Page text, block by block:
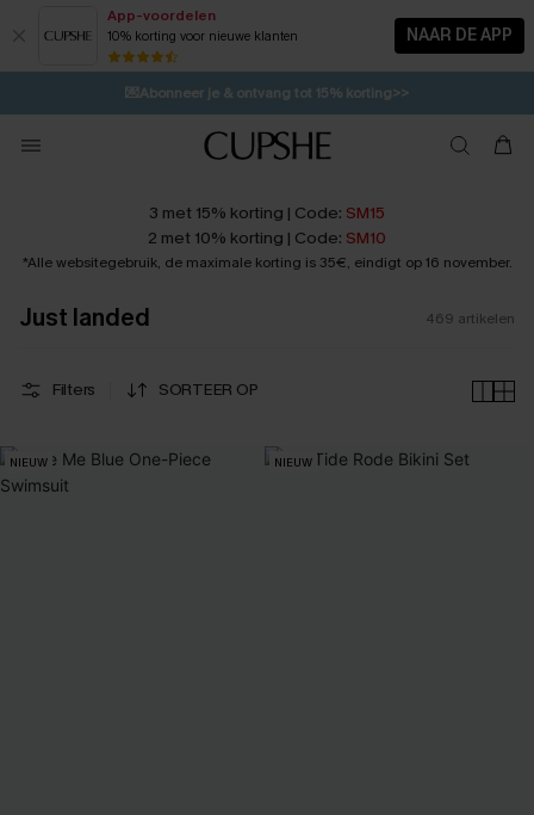
App-voordelen
10% korting voor nieuwe klanten NAAR DE APP
⚡️LAATSTE KANS | Tot 50% korting>>
Meest Populair Corrigerend Badpakken| Must Have>>
💌Abonneer je & ontvang tot 15% korting>>
Koop 2, krijg 10% korting | CODE: AG18
3 met 15% korting | Code: SM15
2 met 10% korting | Code: SM10
*Alle websitegebruik, de maximale korting is 35€, eindigt op 16 november.
Just landed 469 artikelen
Filters SORTEER OP
NIEUW NIEUW